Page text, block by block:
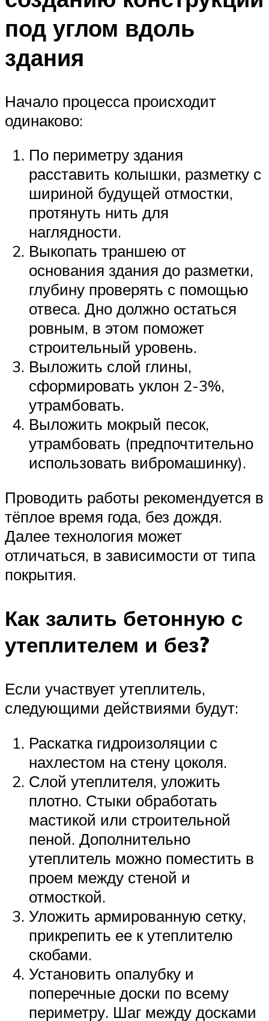
под углом вдоль
здания
Начало процесса происходит
одинаково:
По периметру здания
расставить колышки, разметку с
шириной будущей отмостки,
протянуть нить для
наглядности.
Выкопать траншею от
основания здания до разметки,
глубину проверять с помощью
отвеса. Дно должно остаться
ровным, в этом поможет
строительный уровень.
Выложить слой глины,
сформировать уклон 2-3%,
утрамбовать.
Выложить мокрый песок,
утрамбовать (предпочтительно
использовать вибромашинку).
Проводить работы рекомендуется в
тёплое время года, без дождя.
Далее технология может
отличаться, в зависимости от типа
покрытия.
Как залить бетонную с
утеплителем и без?
Если участвует утеплитель,
следующими действиями будут:
Раскатка гидроизоляции с
нахлестом на стену цоколя.
Слой утеплителя, уложить
плотно. Стыки обработать
мастикой или строительной
пеной. Дополнительно
утеплитель можно поместить в
проем между стеной и
отмосткой.
Уложить армированную сетку,
прикрепить ее к утеплителю
скобами.
Установить опалубку и
поперечные доски по всему
периметру. Шаг между досками